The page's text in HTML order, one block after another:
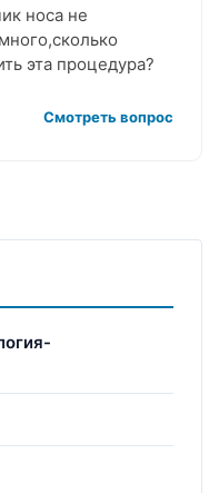
носа не
эта процедура?
Смотреть вопрос